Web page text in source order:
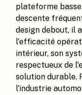
plateforme
descente
design debout, il
l'efficacité
intérieur, son
respectueux de
solution durable.
l'industrie